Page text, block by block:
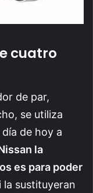
cuatro
de par,
se utiliza
de hoy a
la
es para poder
la sustituyeran